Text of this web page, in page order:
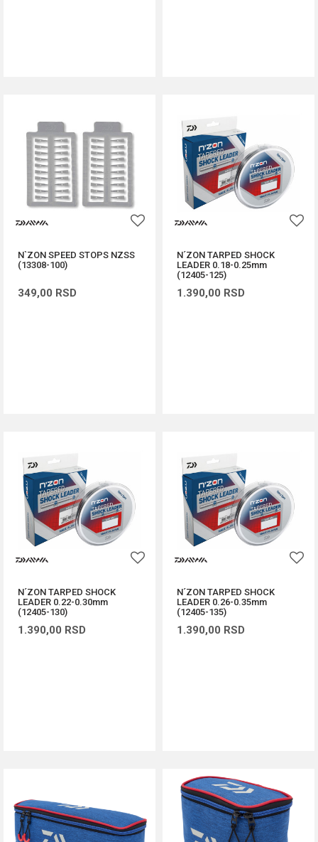
N`ZON SPEED STOPS NZSS
(13308-100)
349,00 RSD
N´ZON TARPED SHOCK
LEADER 0.18-0.25mm
(12405-125)
1.390,00 RSD
N´ZON TARPED SHOCK
LEADER 0.22-0.30mm
(12405-130)
1.390,00 RSD
N´ZON TARPED SHOCK
LEADER 0.26-0.35mm
(12405-135)
1.390,00 RSD